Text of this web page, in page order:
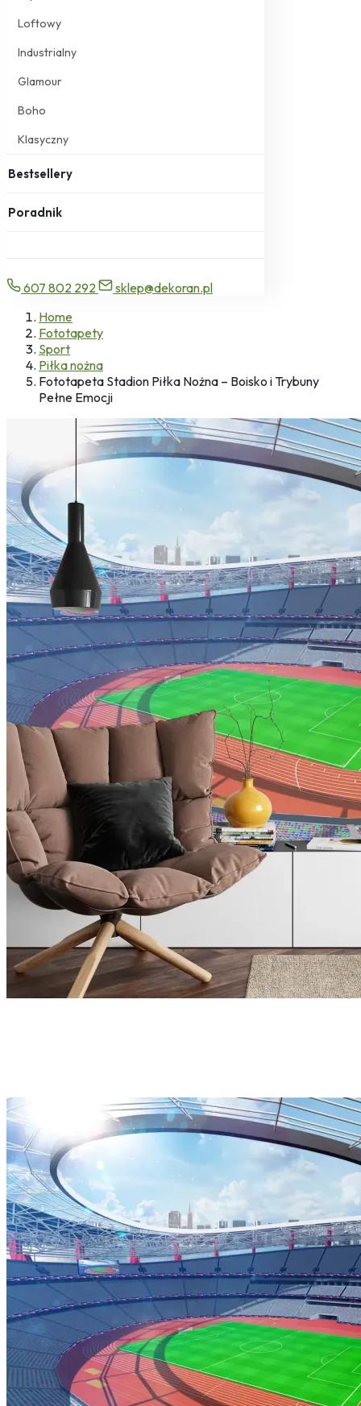
Loftowy
Industrialny
Glamour
Boho
Klasyczny
Bestsellery
Poradnik
607 802 292
sklep@dekoran.pl
Home
Fototapety
Sport
Piłka nożna
Fototapeta Stadion Piłka Nożna – Boisko i Trybuny
Pełne Emocji